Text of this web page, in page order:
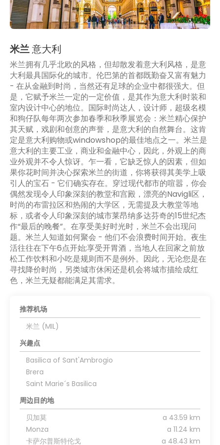
米兰意大利
米兰拥有几乎北欧的风格，但却散发着意大利风格，是意
大利最具国际化的城市。伦巴第的首都既勤奋又富有魅力
- 在从金融到时尚，当然还有足球的企业中都很强大。但
是，它赋予米兰一定的一定价值，是其作为意大利时装和
室内设计中心的地位。国际时尚达人，设计师，超级名模
和狗仔队每年两次参加春季和秋季展览会：米兰精心保护
其天赋，戏剧和创意的声誉，是意大利的自然舞台。这肯
定是意大利购物或windowshop的最佳地点之一。米兰是
意大利的主要工业，商业和金融中心，因此，外观上的商
业外观并不令人惊讶。乍一看，它缺乏惊人的因素，但如
果你花时间并决心探索米兰的街道，你将获得其美学上吸
引人的宝石 - 它们确实存在。穿过现代都市的喧嚣，你会
偶然发现令人印象深刻的教堂和宫殿，漂亮的Navigli区，
时尚的布雷拉区和热闹的大学区，无需提及大教堂等地
标，或者令人印象深刻的城市莱昂纳多达芬奇的15世纪杰
作“最后的晚餐”。在享受美好时光时，米兰不会出现问
题。米兰人知道如何聚会 - 他们不会浪费时间开始。夜生
活往往在下午6点开始;享受开胃酒，当地人在回家之前放
松工作饮料和小吃是规则而不是例外。因此，无论您是在
寻找降价时尚，另类城市休闲还是机会将城市描绘成红
色，米兰无疑都能满足其需求。
推荐机场
米兰 (MIL)
兴趣点
Basilica of Sant'Ambrogio
Brera
Saint Marie´s Basilica
周边目的地
贝加莫
a 43.59 km
Monza
a 11.24 km
卡萨尔普斯特伦戈
a 48.43 km